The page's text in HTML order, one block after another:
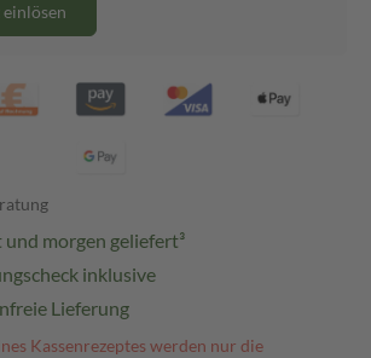
einlösen
morgen geliefert³
inklusive
Lieferung
Kassenrezeptes werden nur die